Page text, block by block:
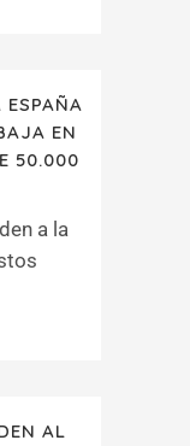
EN
50.000
a la
AL